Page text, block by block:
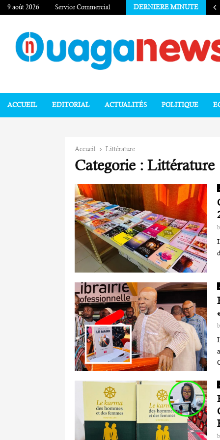
9 août 2026 Service Commercial DERNIERE MINUTE
ACCUEIL EDITORIAL ACTUALITÉS POLITIQUE
Accueil Littérature
Categorie : Littérature